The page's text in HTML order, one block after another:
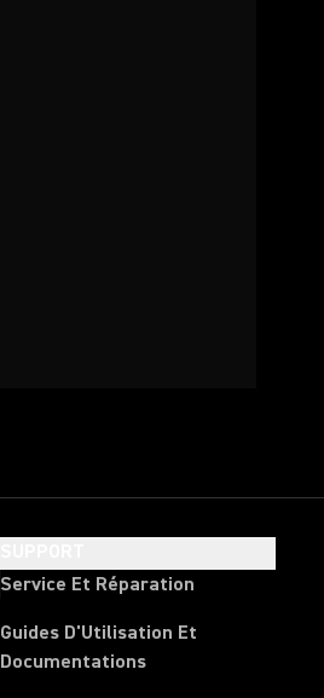
Service Et Réparation
Guides D'Utilisation Et
Documentations